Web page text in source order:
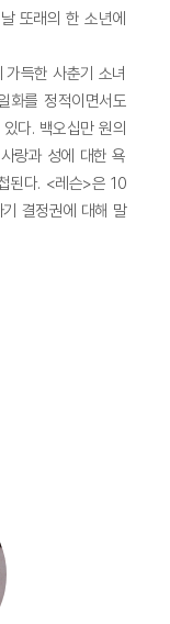
또래의 한 소년에
득한 사춘기 소녀
화를 정적이면서도
다. 백오십만 원의
랑과 성에 대한 욕
된다. <레슨>은 10
결정권에 대해 말